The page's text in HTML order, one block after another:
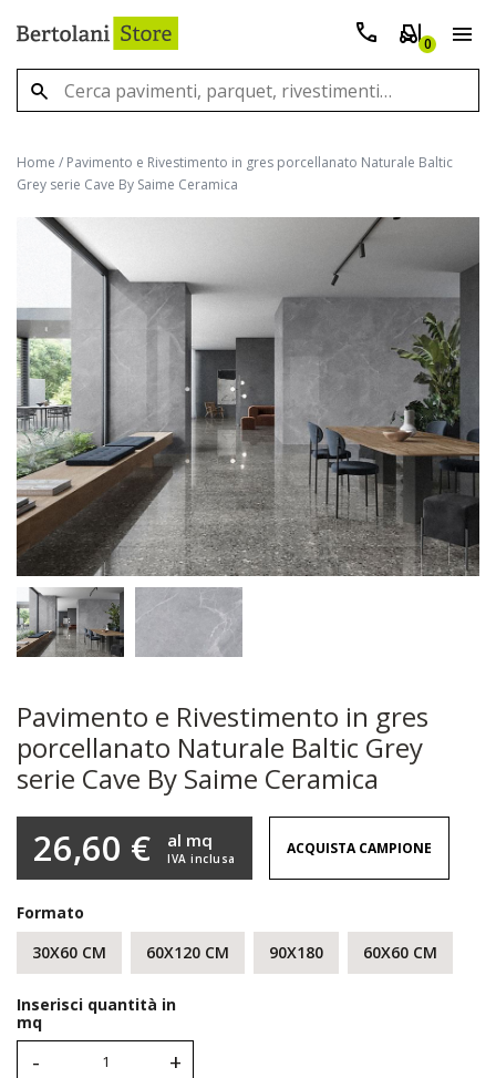
0
Home / Pavimento e Rivestimento in gres porcellanato Naturale Baltic
Grey serie Cave By Saime Ceramica
Pavimento e Rivestimento in gres
porcellanato Naturale Baltic Grey
serie Cave By Saime Ceramica
26,60 € IVA inclusa
al mq ACQUISTA CAMPIONE
Formato
30X60 CM
60X120 CM 90X180 60X60 CM
Inserisci quantità in
mq
- +